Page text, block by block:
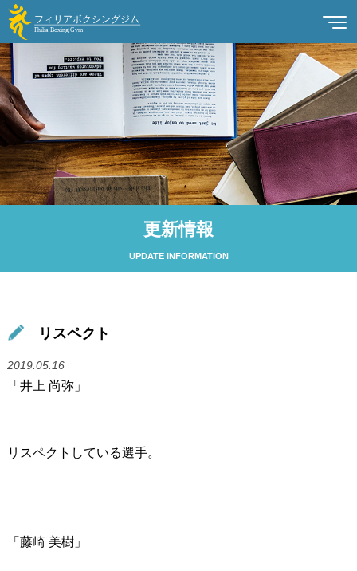
更新情報
UPDATE INFORMATION
リスペクト
2019.05.16
「井上 尚弥」
リスペクトしている選手。
「藤崎 美樹」